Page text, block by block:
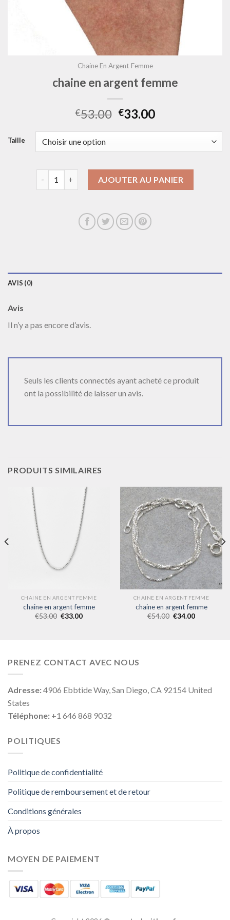
Chaine En Argent Femme
chaine en argent femme
€53.00 €33.00
Taille
AJOUTER AU PANIER
AVIS (0)
Avis
Il n’y a pas encore d’avis.
Seuls les clients connectés ayant acheté ce produit
ont la possibilité de laisser un avis.
PRODUITS SIMILAIRES
CHAINE EN ARGENT FEMME
chaine en argent femme
€53.00 €33.00
CHAINE EN ARGENT FEMME
chaine en argent femme
€54.00 €34.00
PRENEZ CONTACT AVEC NOUS
Adresse:4906 Ebbtide Way, San Diego, CA 92154 United
States
Téléphone: +1 646 868 9032
POLITIQUES
Politique de confidentialité
Politique de remboursement et de retour
Conditions générales
À propos
MOYEN DE PAIEMENT